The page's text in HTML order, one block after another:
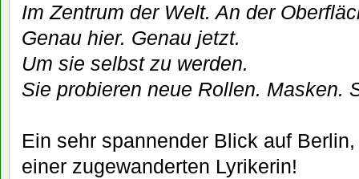
Im Zentrum der Welt. An der
Genau hier. Genau jetzt.
Um sie selbst zu werden.
Sie probieren neue Rollen. Masken.
Ein sehr spannender Blick auf
einer zugewanderten Lyrikerin!